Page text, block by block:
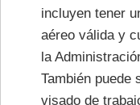
incluyen tener
aéreo válida y
la
También puede
visado de